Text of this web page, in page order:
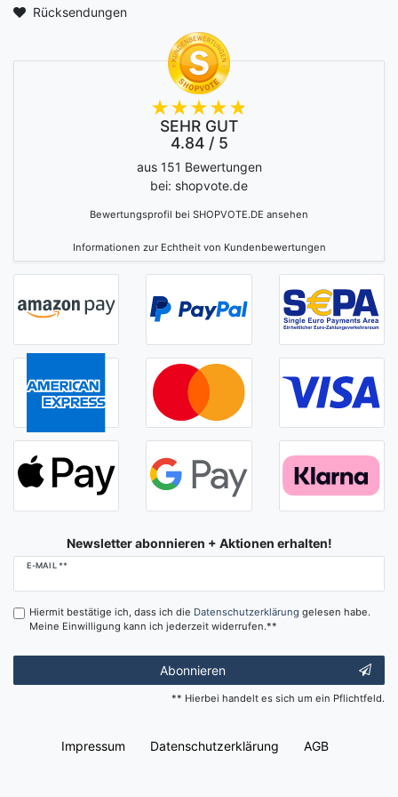
Rücksendungen
SEHR GUT
4.84 / 5
aus 151 Bewertungen
bei: shopvote.de
Bewertungsprofil bei SHOPVOTE.DE ansehen
Informationen zur Echtheit von Kundenbewertungen
Newsletter abonnieren + Aktionen erhalten!
E-MAIL **
Newsletter
Hiermit bestätige ich, dass ich die Daten­schutz­erklärung gelesen habe.
Meine Einwilligung kann ich jederzeit widerrufen.**
Abonnieren
** Hierbei handelt es sich um ein Pflichtfeld.
Impressum Daten­schutz­erklärung AGB